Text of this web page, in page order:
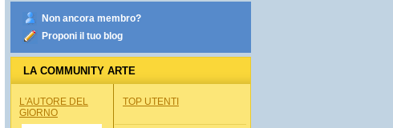
Non ancora membro?
Proponi il tuo blog
LA COMMUNITY ARTE
L'AUTORE DEL
GIORNO
TOP UTENTI